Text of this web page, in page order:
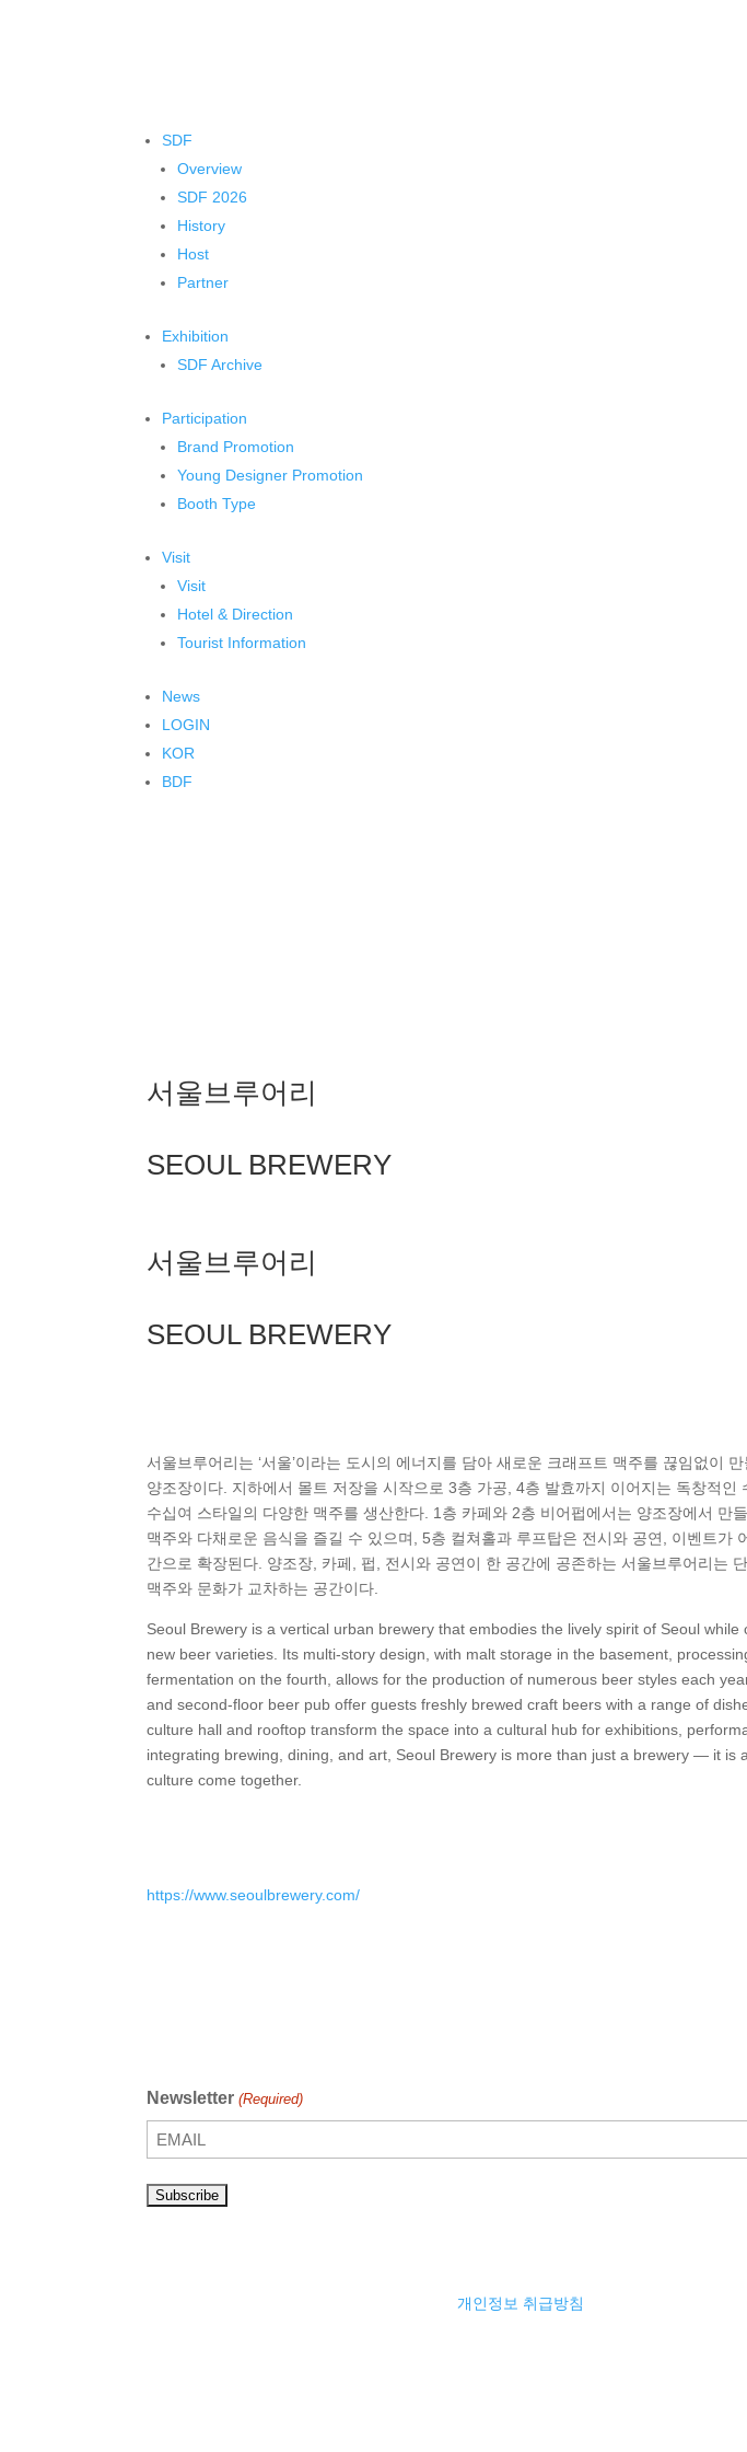
SDF
Overview
SDF 2026
History
Host
Partner
Exhibition
SDF Archive
Participation
Brand Promotion
Young Designer Promotion
Booth Type
Visit
Visit
Hotel & Direction
Tourist Information
News
LOGIN
KOR
BDF
서울브루어리
SEOUL BREWERY
서울브루어리
SEOUL BREWERY
서울브루어리는 ‘서울’이라는 도시의 에너지를 담아 새로운 크래프트 맥주를 끊임없이
양조장이다. 지하에서 몰트 저장을 시작으로 3층 가공, 4층 발효까지 이어지는 독창적인
수십여 스타일의 다양한 맥주를 생산한다. 1층 카페와 2층 비어펍에서는 양조장에서 만
맥주와 다채로운 음식을 즐길 수 있으며, 5층 컬쳐홀과 루프탑은 전시와 공연, 이벤트가
간으로 확장된다. 양조장, 카페, 펍, 전시와 공연이 한 공간에 공존하는 서울브루어리는
맥주와 문화가 교차하는 공간이다.
Seoul Brewery is a vertical urban brewery that embodies the lively spirit of Seoul while
new beer varieties. Its multi-story design, with malt storage in the basement,
fermentation on the fourth, allows for the production of numerous beer styles each
and second-floor beer pub offer guests freshly brewed craft beers with a range of
culture hall and rooftop transform the space into a cultural hub for exhibitions,
integrating brewing, dining, and art, Seoul Brewery is more than just a brewery — it is
culture come together.
https://www.seoulbrewery.com/
Newsletter (Required)
개인정보 취급방침